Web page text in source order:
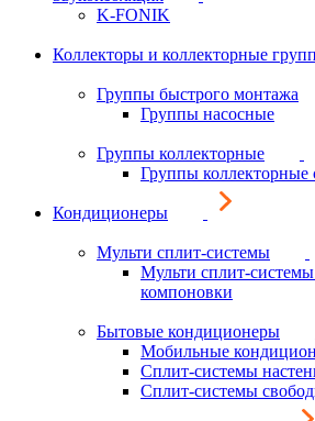
K-FONIK
Коллекторы и коллекторные
Группы быстрого монтажа
Группы насосные
Группы коллекторные
Группы коллекторные
Кондиционеры
Мульти сплит-системы
Мульти сплит-
компоновки
Бытовые кондиционеры
Мобильные
Сплит-системы
Сплит-системы